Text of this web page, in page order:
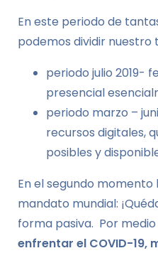
En este periodo de
podemos dividir nuestro
periodo julio 2019-
presencial
periodo marzo –
recursos digitales,
posibles y
En el segundo
mandato mundial:
forma pasiva. Por
enfrentar el COVID-19,